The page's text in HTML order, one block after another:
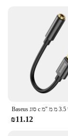
₪11.12